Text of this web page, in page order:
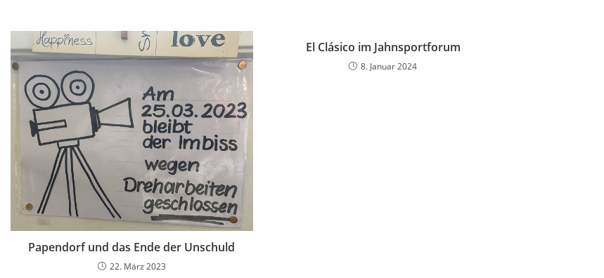
Papendorf und das Ende der Unschuld
22. März 2023
El Clásico im Jahnsportforum
8. Januar 2024